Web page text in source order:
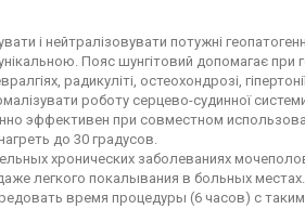
і нейтралізовувати потужні
Пояс шунгітовий допомагає
радикуліті, остеохондрозі,
роботу серцево-судинної
эффективен при совместном
до 30 градусов.
хронических заболеваниях
легкого покалывания в больных местах.
время процедуры (6 часов) с